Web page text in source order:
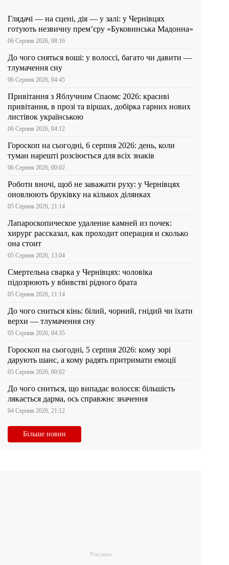
Глядачі — на сцені, дія — у залі: у Чернівцях
готують незвичну прем’єру «Буковинська Мадонна»
06 Серпня 2026, 08:16
До чого сняться воші: у волоссі, багато чи давити —
тлумачення сну
06 Серпня 2026, 04:45
Привітання з Яблучним Спаомс 2026: красиві
привітання, в прозі та віршах, добірка гарних нових
листівок українською
06 Серпня 2026, 04:12
Гороскоп на сьогодні, 6 серпня 2026: день, коли
туман нарешті розсіюється для всіх знаків
06 Серпня 2026, 00:02
Роботи вночі, щоб не заважати руху: у Чернівцях
оновлюють бруківку на кількох ділянках
05 Серпня 2026, 21:14
Лапароскопическое удаление камней из почек:
хирург рассказал, как проходит операция и сколько
она стоит
05 Серпня 2026, 13:04
Смертельна сварка у Чернівцях: чоловіка
підозрюють у вбивстві рідного брата
05 Серпня 2026, 11:14
До чого сниться кінь: білий, чорний, гнідий чи їхати
верхи — тлумачення сну
05 Серпня 2026, 04:35
Гороскоп на сьогодні, 5 серпня 2026: кому зорі
дарують шанс, а кому радять притримати емоції
05 Серпня 2026, 00:02
До чого сниться, що випадає волосся: більшість
лякається дарма, ось справжнє значення
04 Серпня 2026, 21:12
Більше новин